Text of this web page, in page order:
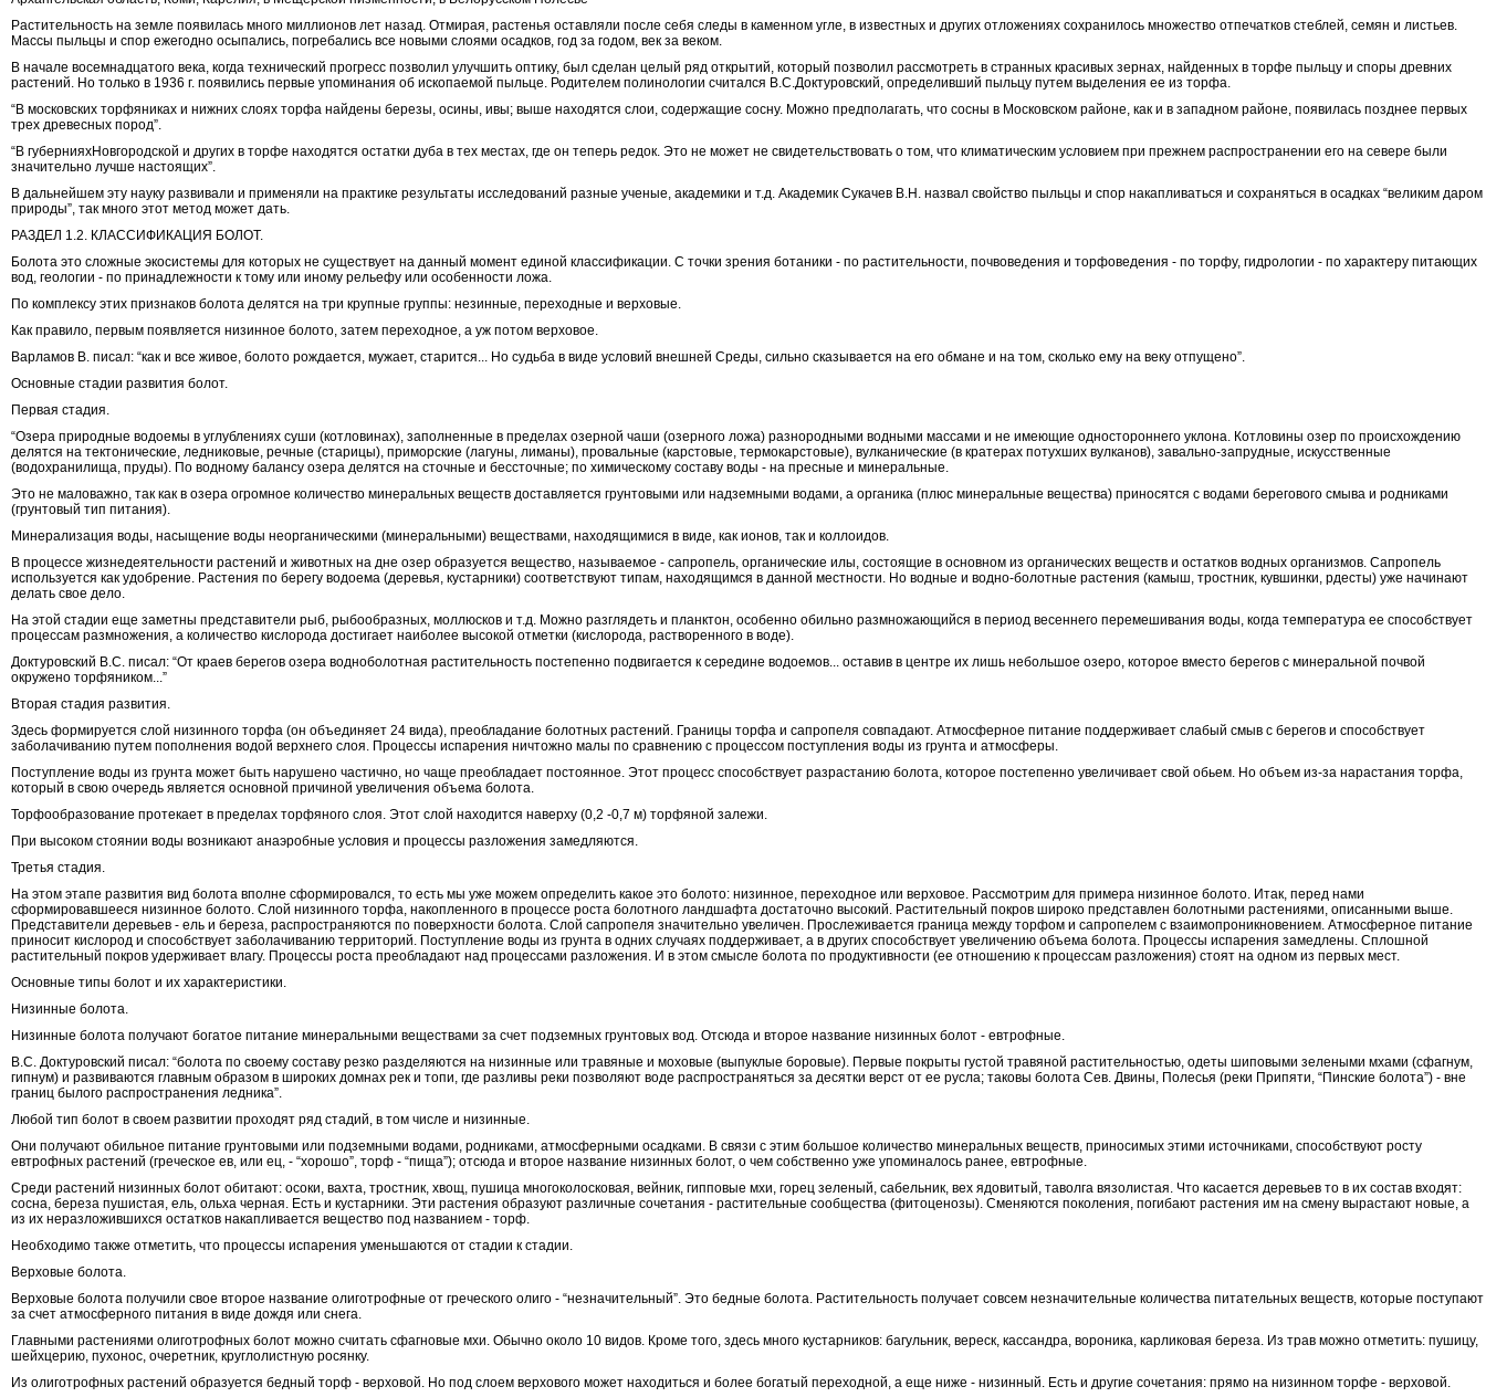
Растительность на земле появилась много миллионов лет назад. Отмирая, растенья оставляли после себя следы в каменном угле, в известных и других отложениях сохранилось множество отпечатков стеблей, семян и листьев.
Массы пыльцы и спор ежегодно осыпались, погребались все новыми слоями осадков, год за годом, век за веком.
В начале восемнадцатого века, когда технический прогресс позволил улучшить оптику, был сделан целый ряд открытий, который позволил рассмотреть в странных красивых зернах, найденных в торфе пыльцу и споры древних
растений. Но только в 1936 г. появились первые упоминания об ископаемой пыльце. Родителем полинологии считался В.С.Доктуровский, определивший пыльцу путем выделения ее из торфа.
“В московских торфяниках и нижних слоях торфа найдены березы, осины, ивы; выше находятся слои, содержащие сосну. Можно предполагать, что сосны в Московском районе, как и в западном районе, появилась позднее первых
трех древесных пород”.
“В губернияхНовгородской и других в торфе находятся остатки дуба в тех местах, где он теперь редок. Это не может не свидетельствовать о том, что климатическим условием при прежнем распространении его на севере были
значительно лучше настоящих”.
В дальнейшем эту науку развивали и применяли на практике результаты исследований разные ученые, академики и т.д. Академик Сукачев В.Н. назвал свойство пыльцы и спор накапливаться и сохраняться в осадках “великим даром
природы”, так много этот метод может дать.
РАЗДЕЛ 1.2. КЛАССИФИКАЦИЯ БОЛОТ.
Болота это сложные экосистемы для которых не существует на данный момент единой классификации. С точки зрения ботаники - по растительности, почвоведения и торфоведения - по торфу, гидрологии - по характеру питающих
вод, геологии - по принадлежности к тому или иному рельефу или особенности ложа.
По комплексу этих признаков болота делятся на три крупные группы: незинные, переходные и верховые.
Как правило, первым появляется низинное болото, затем переходное, а уж потом верховое.
Варламов В. писал: “как и все живое, болото рождается, мужает, старится... Но судьба в виде условий внешней Среды, сильно сказывается на его обмане и на том, сколько ему на веку отпущено”.
Основные стадии развития болот.
Первая стадия.
“Озера природные водоемы в углублениях суши (котловинах), заполненные в пределах озерной чаши (озерного ложа) разнородными водными массами и не имеющие одностороннего уклона. Котловины озер по происхождению
делятся на тектонические, ледниковые, речные (старицы), приморские (лагуны, лиманы), провальные (карстовые, термокарстовые), вулканические (в кратерах потухших вулканов), завально-запрудные, искусственные
(водохранилища, пруды). По водному балансу озера делятся на сточные и бессточные; по химическому составу воды - на пресные и минеральные.
Это не маловажно, так как в озера огромное количество минеральных веществ доставляется грунтовыми или надземными водами, а органика (плюс минеральные вещества) приносятся с водами берегового смыва и родниками
(грунтовый тип питания).
Минерализация воды, насыщение воды неорганическими (минеральными) веществами, находящимися в виде, как ионов, так и коллоидов.
В процессе жизнедеятельности растений и животных на дне озер образуется вещество, называемое - сапропель, органические илы, состоящие в основном из органических веществ и остатков водных организмов. Сапропель
используется как удобрение. Растения по берегу водоема (деревья, кустарники) соответствуют типам, находящимся в данной местности. Но водные и водно-болотные растения (камыш, тростник, кувшинки, рдесты) уже начинают
делать свое дело.
На этой стадии еще заметны представители рыб, рыбообразных, моллюсков и т.д. Можно разглядеть и планктон, особенно обильно размножающийся в период весеннего перемешивания воды, когда температура ее способствует
процессам размножения, а количество кислорода достигает наиболее высокой отметки (кислорода, растворенного в воде).
Доктуровский В.С. писал: “От краев берегов озера водноболотная растительность постепенно подвигается к середине водоемов... оставив в центре их лишь небольшое озеро, которое вместо берегов с минеральной почвой
окружено торфяником...”
Вторая стадия развития.
Здесь формируется слой низинного торфа (он объединяет 24 вида), преобладание болотных растений. Границы торфа и сапропеля совпадают. Атмосферное питание поддерживает слабый смыв с берегов и способствует
заболачиванию путем пополнения водой верхнего слоя. Процессы испарения ничтожно малы по сравнению с процессом поступления воды из грунта и атмосферы.
Поступление воды из грунта может быть нарушено частично, но чаще преобладает постоянное. Этот процесс способствует разрастанию болота, которое постепенно увеличивает свой обьем. Но объем из-за нарастания торфа,
который в свою очередь является основной причиной увеличения объема болота.
Торфообразование протекает в пределах торфяного слоя. Этот слой находится наверху (0,2 -0,7 м) торфяной залежи.
При высоком стоянии воды возникают анаэробные условия и процессы разложения замедляются.
Третья стадия.
На этом этапе развития вид болота вполне сформировался, то есть мы уже можем определить какое это болото: низинное, переходное или верховое. Рассмотрим для примера низинное болото. Итак, перед нами
сформировавшееся низинное болото. Слой низинного торфа, накопленного в процессе роста болотного ландшафта достаточно высокий. Растительный покров широко представлен болотными растениями, описанными выше.
Представители деревьев - ель и береза, распространяются по поверхности болота. Слой сапропеля значительно увеличен. Прослеживается граница между торфом и сапропелем с взаимопроникновением. Атмосферное питание
приносит кислород и способствует заболачиванию территорий. Поступление воды из грунта в одних случаях поддерживает, а в других способствует увеличению объема болота. Процессы испарения замедлены. Сплошной
растительный покров удерживает влагу. Процессы роста преобладают над процессами разложения. И в этом смысле болота по продуктивности (ее отношению к процессам разложения) стоят на одном из первых мест.
Основные типы болот и их характеристики.
Низинные болота.
Низинные болота получают богатое питание минеральными веществами за счет подземных грунтовых вод. Отсюда и второе название низинных болот - евтрофные.
В.С. Доктуровский писал: “болота по своему составу резко разделяются на низинные или травяные и моховые (выпуклые боровые). Первые покрыты густой травяной растительностью, одеты шиповыми зелеными мхами (сфагнум,
гипнум) и развиваются главным образом в широких домнах рек и топи, где разливы реки позволяют воде распространяться за десятки верст от ее русла; таковы болота Сев. Двины, Полесья (реки Припяти, “Пинские болота”) - вне
границ былого распространения ледника”.
Любой тип болот в своем развитии проходят ряд стадий, в том числе и низинные.
Они получают обильное питание грунтовыми или подземными водами, родниками, атмосферными осадками. В связи с этим большое количество минеральных веществ, приносимых этими источниками, способствуют росту
евтрофных растений (греческое ев, или ец, - “хорошо”, торф - “пища”); отсюда и второе название низинных болот, о чем собственно уже упоминалось ранее, евтрофные.
Среди растений низинных болот обитают: осоки, вахта, тростник, хвощ, пушица многоколосковая, вейник, гипповые мхи, горец зеленый, сабельник, вех ядовитый, таволга вязолистая. Что касается деревьев то в их состав входят:
сосна, береза пушистая, ель, ольха черная. Есть и кустарники. Эти растения образуют различные сочетания - растительные сообщества (фитоценозы). Сменяются поколения, погибают растения им на смену вырастают новые, а
из их неразложившихся остатков накапливается вещество под названием - торф.
Необходимо также отметить, что процессы испарения уменьшаются от стадии к стадии.
Верховые болота.
Верховые болота получили свое второе название олиготрофные от греческого олиго - “незначительный”. Это бедные болота. Растительность получает совсем незначительные количества питательных веществ, которые поступают
за счет атмосферного питания в виде дождя или снега.
Главными растениями олиготрофных болот можно считать сфагновые мхи. Обычно около 10 видов. Кроме того, здесь много кустарников: багульник, вереск, кассандра, вороника, карликовая береза. Из трав можно отметить: пушицу,
шейхцерию, пухонос, очеретник, круглолистную росянку.
Из олиготрофных растений образуется бедный торф - верховой. Но под слоем верхового может находиться и более богатый переходной, а еще ниже - низинный. Есть и другие сочетания: прямо на низинном торфе - верховой.